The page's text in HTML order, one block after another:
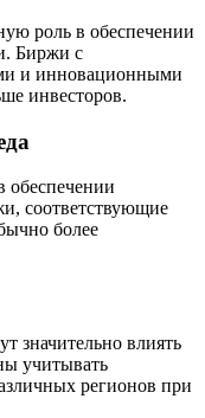
роль в обеспечении
Биржи с
и инновационными
инвесторов.
обеспечении
соответствующие
более
значительно влиять
учитывать
регионов при